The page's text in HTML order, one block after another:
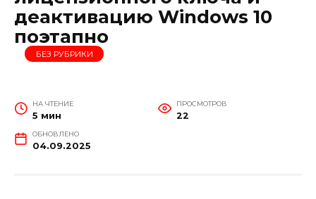
деактивацию Windows 10
поэтапно
БЕЗ РУБРИКИ
НА ЧТЕНИЕ
5 мин
ПРОСМОТРОВ
22
ОБНОВЛЕНО
04.09.2025